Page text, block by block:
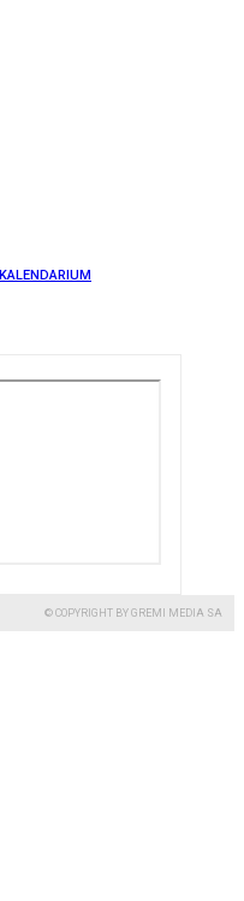
KALENDARIUM
© COPYRIGHT BY GREMI MEDIA SA